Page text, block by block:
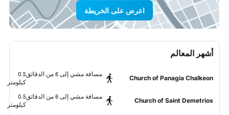
اعرض على الخريطة
أشهر المعالم
Church of Panagia Chalkeon
مسافة مشي إلى 6 من الدقائق
0.5
كيلومتر
Church of Saint Demetrios
مسافة مشي إلى 6 من الدقائق
0.5
كيلومتر